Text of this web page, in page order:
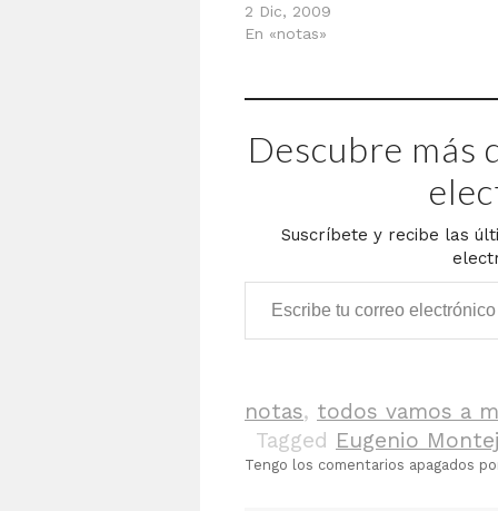
sleep-workday. Di unas
vueltas. Imaginé la escena en
razón desconocida tocaba la
acababa de tener– estaría
haciendo dinero…
2 Dic, 2009
En «notas»
Descubre más
Suscríbete y recibe las
Escribe tu correo electrónico…
notas, todos vamos a
Tagged Eugenio
Tengo los comentarios apagados